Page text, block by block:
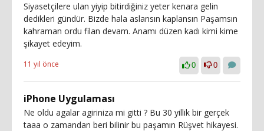
Siyasetçilere ulan yiyip bitirdiğiniz yeter kenara gelin
dedikleri gündür. Bizde hala aslansın kaplansın Paşamsın
kahraman ordu filan devam. Anamı düzen kadı kimi kime
şikayet edeyim.
11 yıl önce 0 0
iPhone Uygulaması
Ne oldu agalar agiriniza mi gitti ? Bu 30 yillik bir gerçek
taaa o zamandan beri bilinir bu paşamın Rüşvet hikayesi.